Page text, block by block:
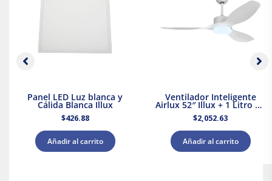
Panel LED Luz blanca y
Cálida Blanca Illux
$426.88
Añadir al carrito
Ventilador Inteligente
Airlux 52″ Illux + 1 Litro de
Pintura Blanca Acuario
$2,052.63
Añadir al carrito